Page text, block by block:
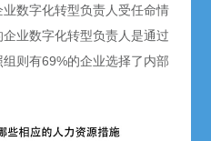
数字化转型负责人受任命情
业数字化转型负责人是通过
则有69%的企业选择了内部